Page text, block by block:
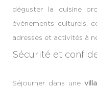
déguster la cuisine
événements culturels,
adresses et activités à
Sécurité et
Séjourner dans une